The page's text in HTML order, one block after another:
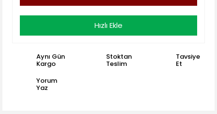
Hızlı Ekle
Aynı Gün
Kargo
Stoktan
Teslim
Tavsiye
Et
Yorum
Yaz